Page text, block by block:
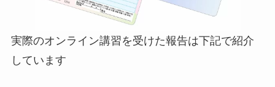
実際のオンライン講習を受けた報告は下記で紹介
しています